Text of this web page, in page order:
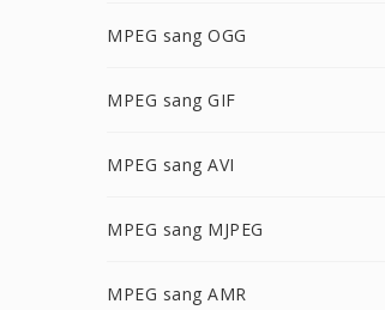
MPEG sang OGG
MPEG sang GIF
MPEG sang AVI
MPEG sang MJPEG
MPEG sang AMR